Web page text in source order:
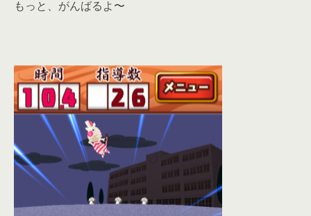
もっと、がんばるよ〜